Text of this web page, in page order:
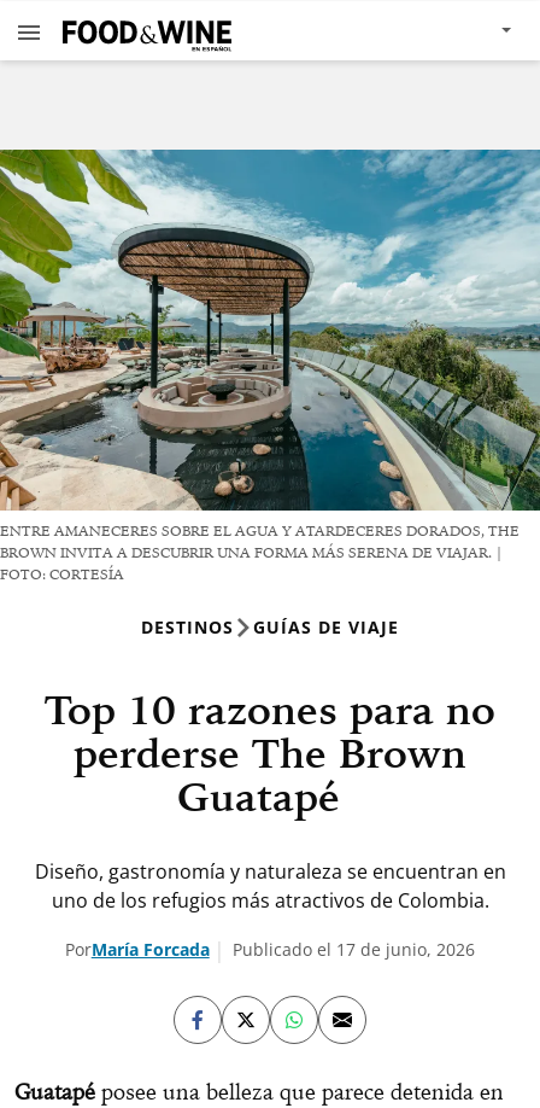
ENTRE AMANECERES SOBRE EL AGUA Y ATARDECERES DORADOS, THE
BROWN INVITA A DESCUBRIR UNA FORMA MÁS SERENA DE VIAJAR. |
FOTO: CORTESÍA
DESTINOS GUÍAS DE VIAJE
Top 10 razones para no
perderse The Brown
Guatapé
Diseño, gastronomía y naturaleza se encuentran en
uno de los refugios más atractivos de Colombia.
PorMaría Forcada Publicado el 17 de junio, 2026
Guatapé posee una belleza que parece detenida en